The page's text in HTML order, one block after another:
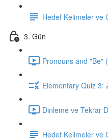
Hedef Kelimeler ve
3. Gün
Pronouns and "Be"
Elementary Quiz 3:
Dinleme ve Tekrar
Hedef Kelimeler ve